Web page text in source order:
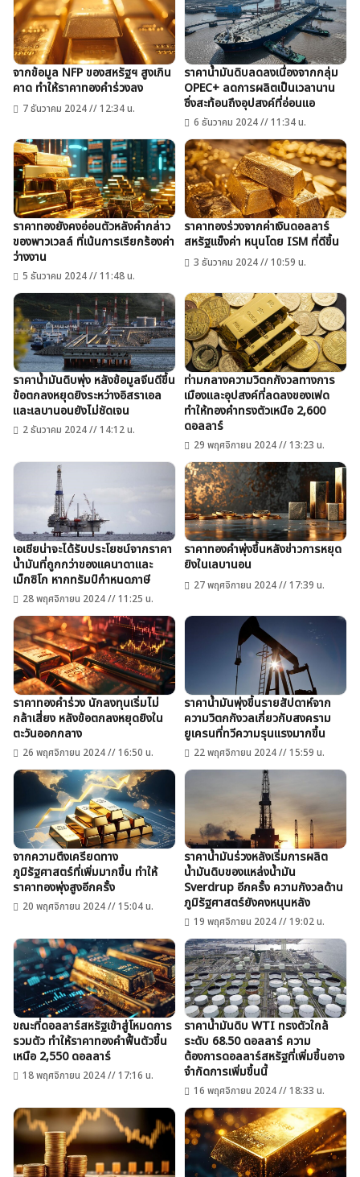
จากข้อมูล NFP ของสหรัฐฯ สูงเกิน
คาด ทำให้ราคาทองคำร่วงลง
7 ธันวาคม 2024 // 12:34 น.
ราคาน้ำมันดิบลดลงเนื่องจากกลุ่ม
OPEC+ ลดการผลิตเป็นเวลานาน
ซึ่งสะท้อนถึงอุปสงค์ที่อ่อนแอ
6 ธันวาคม 2024 // 11:34 น.
ราคาทองยังคงอ่อนตัวหลังคำกล่าว
ของพาวเวลล์ ที่เน้นการเรียกร้องค่า
ว่างงาน
5 ธันวาคม 2024 // 11:48 น.
ราคาทองร่วงจากค่าเงินดอลลาร์
สหรัฐแข็งค่า หนุนโดย ISM ที่ดีขึ้น
3 ธันวาคม 2024 // 10:59 น.
ราคาน้ำมันดิบพุ่ง หลังข้อมูลจีนดีขึ้น
ข้อตกลงหยุดยิงระหว่างอิสราเอล
และเลบานอนยังไม่ชัดเจน
2 ธันวาคม 2024 // 14:12 น.
ท่ามกลางความวิตกกังวลทางการ
เมืองและอุปสงค์ที่ลดลงของเฟด
ทำให้ทองคำทรงตัวเหนือ 2,600
ดอลลาร์
29 พฤศจิกายน 2024 // 13:23 น.
เอเชียน่าจะได้รับประโยชน์จากราคา
น้ำมันที่ถูกกว่าของแคนาดาและ
เม็กซิโก หากทรัมป์กำหนดภาษี
28 พฤศจิกายน 2024 // 11:25 น.
ราคาทองคำพุ่งขึ้นหลังข่าวการหยุด
ยิงในเลบานอน
27 พฤศจิกายน 2024 // 17:39 น.
ราคาทองคำร่วง นักลงทุนเริ่มไม่
กล้าเสี่ยง หลังข้อตกลงหยุดยิงใน
ตะวันออกกลาง
26 พฤศจิกายน 2024 // 16:50 น.
ราคาน้ำมันพุ่งขึ้นรายสัปดาห์จาก
ความวิตกกังวลเกี่ยวกับสงคราม
ยูเครนที่ทวีความรุนแรงมากขึ้น
22 พฤศจิกายน 2024 // 15:59 น.
จากความตึงเครียดทาง
ภูมิรัฐศาสตร์ที่เพิ่มมากขึ้น ทำให้
ราคาทองพุ่งสูงอีกครั้ง
20 พฤศจิกายน 2024 // 15:04 น.
ราคาน้ำมันร่วงหลังเริ่มการผลิต
น้ำมันดิบของแหล่งน้ำมัน
Sverdrup อีกครั้ง ความกังวลด้าน
ภูมิรัฐศาสตร์ยังคงหนุนหลัง
19 พฤศจิกายน 2024 // 19:02 น.
ขณะที่ดอลลาร์สหรัฐเข้าสู่โหมดการ
รวมตัว ทำให้ราคาทองคำฟื้นตัวขึ้น
เหนือ 2,550 ดอลลาร์
18 พฤศจิกายน 2024 // 17:16 น.
ราคาน้ำมันดิบ WTI ทรงตัวใกล้
ระดับ 68.50 ดอลลาร์ ความ
ต้องการดอลลาร์สหรัฐที่เพิ่มขึ้นอาจ
จำกัดการเพิ่มขึ้นนี้
16 พฤศจิกายน 2024 // 18:33 น.